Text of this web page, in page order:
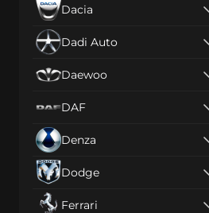
Dacia
Dadi Auto
Daewoo
DAF
Denza
Dodge
Ferrari